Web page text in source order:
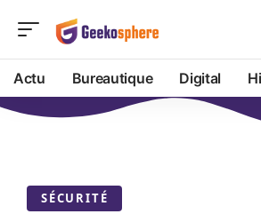
Actu Bureautique Digital
SÉCURITÉ